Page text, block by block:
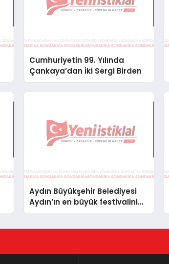
Cumhuriyetin 99. Yılında
Çankaya’dan İki Sergi Birden
Aydın Büyükşehir Belediyesi
Aydın’ın en büyük festivalini
düzenledi